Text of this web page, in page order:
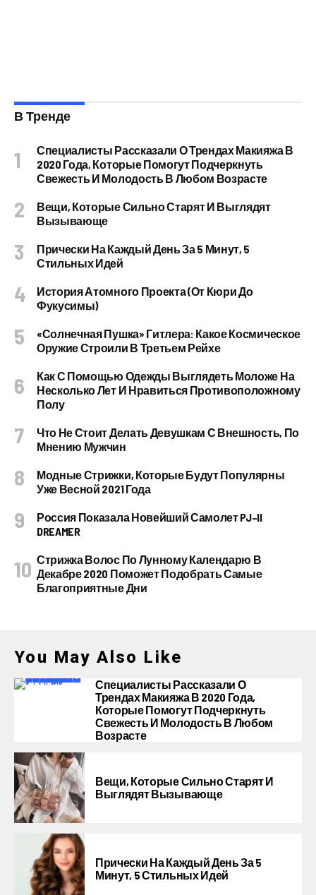
В Тренде
Специалисты Рассказали О Трендах Макияжа В
2020 Года, Которые Помогут Подчеркнуть
Свежесть И Молодость В Любом Возрасте
Вещи, Которые Сильно Старят И Выглядят
Вызывающе
Прически На Каждый День За 5 Минут, 5
Стильных Идей
История Атомного Проекта (от Кюри До
Фукусимы)
«Солнечная Пушка» Гитлера: Какое Космическое
Оружие Строили В Третьем Рейхе
Как С Помощью Одежды Выглядеть Моложе На
Несколько Лет И Нравиться Противоположному
Полу
Что Не Стоит Делать Девушкам С Внешность, По
Мнению Мужчин
Модные Стрижки, Которые Будут Популярны
Уже Весной 2021 Года
Россия Показала Новейший Самолет PJ–II
DREAMER
Стрижка Волос По Лунному Календарю В
Декабре 2020 Поможет Подобрать Самые
Благоприятные Дни
You May Also Like
Специалисты Рассказали О
Трендах Макияжа В 2020 Года,
Которые Помогут Подчеркнуть
Свежесть И Молодость В Любом
Возрасте
Вещи, Которые Сильно Старят И
Выглядят Вызывающе
Прически На Каждый День За 5
Минут, 5 Стильных Идей